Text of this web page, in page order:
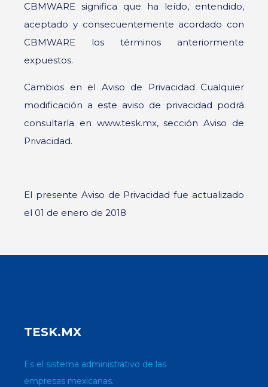
CBMWARE significa que ha leído, entendido,
aceptado y consecuentemente acordado con
CBMWARE los términos anteriormente
expuestos.
Cambios en el Aviso de Privacidad Cualquier
modificación a este aviso de privacidad podrá
consultarla en www.tesk.mx, sección Aviso de
Privacidad.
El presente Aviso de Privacidad fue actualizado
el 01 de enero de 2018
TESK.MX
Es el sistema administrativo de las
empresas mexicanas.